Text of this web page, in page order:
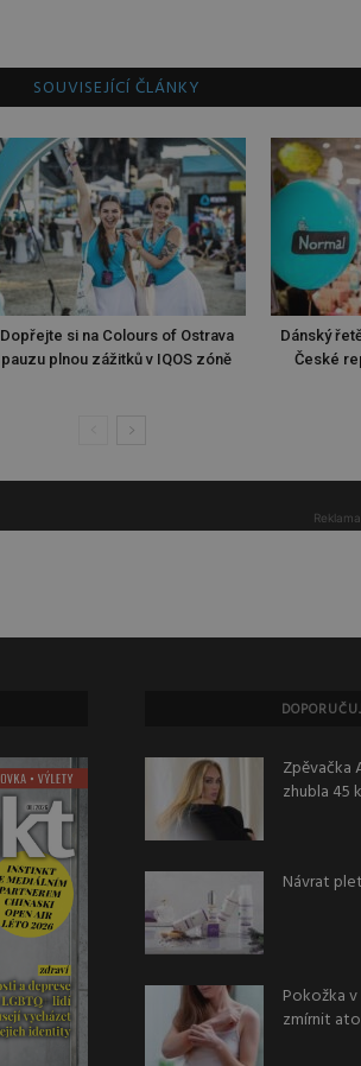
SOUVISEJÍCÍ ČLÁNKY
Dopřejte si na Colours of Ostrava
pauzu plnou zážitků v IQOS zóně
Dánský
České
Reklama
Zpěvačka
zhubla 45
Návrat
Pokožka
zmírnit